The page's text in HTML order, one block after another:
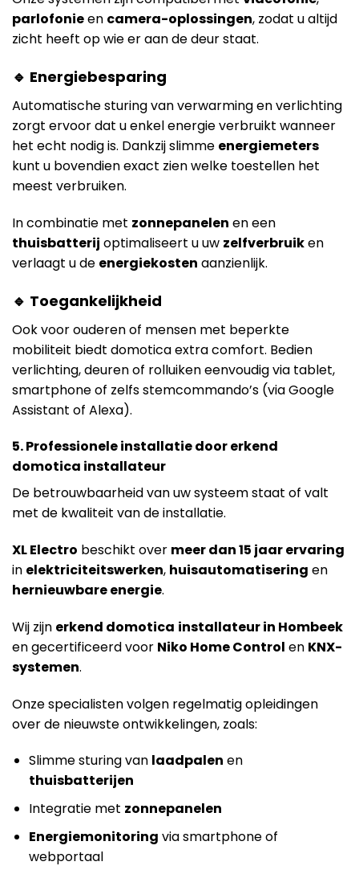
parlofonieen camera-oplossingen, zodat u altijd
zicht heeft op wie er aan de deur staat.
🔹 Energiebesparing
Automatische sturing van verwarming en verlichting
zorgt ervoor dat u enkel energie verbruikt wanneer
het echt nodig is. Dankzij slimme energiemeters
kunt u bovendien exact zien welke toestellen het
meest verbruiken.
In combinatie met zonnepanelen en een
thuisbatterij optimaliseert u uw zelfverbruiken
verlaagt u de energiekosten aanzienlijk.
🔹 Toegankelijkheid
Ook voor ouderen of mensen met beperkte
mobiliteit biedt domotica extra comfort. Bedien
verlichting, deuren of rolluiken eenvoudig via tablet,
smartphone of zelfs stemcommando’s (via Google
Assistant of Alexa).
5. Professionele installatie door erkend
domotica installateur
De betrouwbaarheid van uw systeem staat of valt
met de kwaliteit van de installatie.
XL Electro beschikt over meer dan 15 jaar ervaring
in elektriciteitswerken, huisautomatisering en
hernieuwbare energie.
Wij zijn erkend domotica installateur in Hombeek
en gecertificeerd voor Niko Home Control en KNX-
systemen.
Onze specialisten volgen regelmatig opleidingen
over de nieuwste ontwikkelingen, zoals:
Slimme sturing van laadpalen en
thuisbatterijen
Integratie met zonnepanelen
Energiemonitoring via smartphone of
webportaal